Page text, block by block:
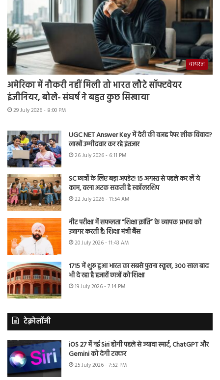
वायरल
अमेरिका में नौकरी नहीं मिली तो भारत लौटे सॉफ्टवेयर
इंजीनियर, बोले- संघर्ष ने बहुत कुछ सिखाया
29 July 2026 - 8:00 PM
UGC NET Answer Key में देरी की वजह पेपर लीक विवाद?
लाखों उम्मीदवार कर रहे इंतजार
26 July 2026 - 6:11 PM
SC छात्रों के लिए बड़ा अपडेट! 15 अगस्त से पहले कर लें ये
काम, वरना अटक सकती है स्कॉलरशिप
22 July 2026 - 11:54 AM
नीट परीक्षा में सफलता “शिक्षा क्रांति” के व्यापक प्रभाव को
उजागर करती है: शिक्षा मंत्री बैंस
20 July 2026 - 11:43 AM
1715 में शुरू हुआ भारत का सबसे पुराना स्कूल, 300 साल बाद
भी दे रहा है हजारों छात्रों को शिक्षा
19 July 2026 - 7:14 PM
टेक्नोलॉजी
iOS 27 में नई Siri होगी पहले से ज्यादा स्मार्ट, ChatGPT और
Gemini को देगी टक्कर
25 July 2026 - 7:52 PM